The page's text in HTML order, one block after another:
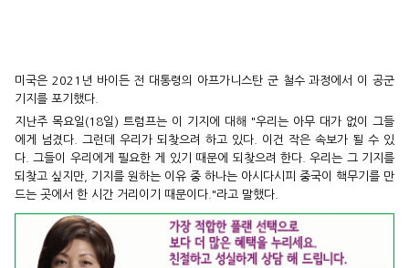
미국은 2021년 바이든 전 대통령의 아프가니스탄 군 철수 과정에서 이 공군
기지를 포기했다.
지난주 목요일(18일) 트럼프는 이 기지에 대해 "우리는 아무 대가 없이 그들
에게 넘겼다. 그런데 우리가 되찾으려 하고 있다. 이건 작은 속보가 될 수 있
다. 그들이 우리에게 필요한 게 있기 때문에 되찾으려 한다. 우리는 그 기지를
되찾고 싶지만, 기지를 원하는 이유 중 하나는 아시다시피 중국이 핵무기를 만
드는 곳에서 한 시간 거리이기 때문이다."라고 말했다.